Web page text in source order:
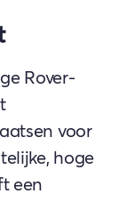
Rover-
voor
hoge
een